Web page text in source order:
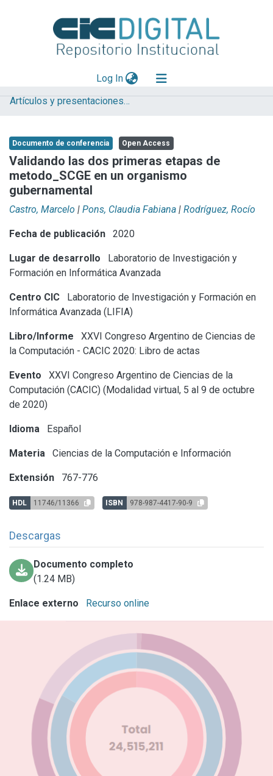
Log In(current)
Explorar
Aportar material
Statistics
Artículos y presentaciones en Congresos LIFIA
Documento de conferencia Open Access
Validando las dos primeras etapas de
metodo_SCGE en un organismo
gubernamental
Castro, Marcelo | Pons, Claudia Fabiana | Rodríguez, Rocío
Fecha de publicación 2020
Lugar de desarrollo
Laboratorio de Investigación y
Formación en Informática Avanzada
Centro CIC
Laboratorio de Investigación y Formación en
Informática Avanzada (LIFIA)
Libro/Informe
XXVI Congreso Argentino de Ciencias de
la Computación - CACIC 2020: Libro de actas
Evento
XXVI Congreso Argentino de Ciencias de la
Computación (CACIC) (Modalidad virtual, 5 al 9 de octubre
de 2020)
Idioma Español
Materia Ciencias de la Computación e Información
Extensión 767-776
HDL 11746/11366 ISBN 978-987-4417-90-9
Descargas
Documento completo
(1.24 MB)
Enlace externo Recurso online